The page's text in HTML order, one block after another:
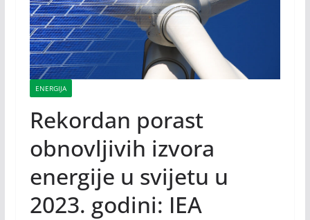
ENERGIJA
Rekordan porast
obnovljivih izvora
energije u svijetu u
2023. godini: IEA